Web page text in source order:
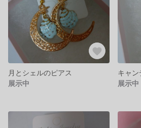
月とシェルのピアス
展示中
キャン
展示中